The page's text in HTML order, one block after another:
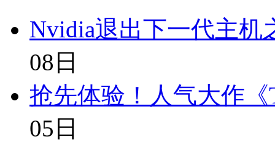
Nvidia退出下一代主
08日
抢先体验！人气大作
05日